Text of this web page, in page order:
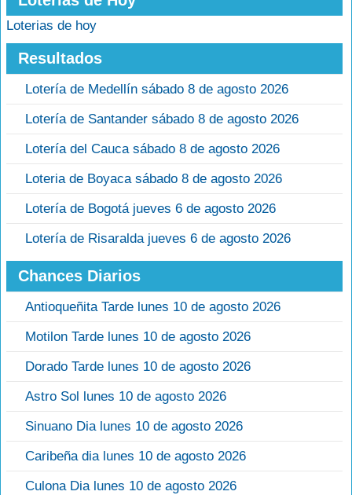
Loterias de hoy
Resultados
Lotería de Medellín sábado 8 de agosto 2026
Lotería de Santander sábado 8 de agosto 2026
Lotería del Cauca sábado 8 de agosto 2026
Loteria de Boyaca sábado 8 de agosto 2026
Lotería de Bogotá jueves 6 de agosto 2026
Lotería de Risaralda jueves 6 de agosto 2026
Chances Diarios
Antioqueñita Tarde lunes 10 de agosto 2026
Motilon Tarde lunes 10 de agosto 2026
Dorado Tarde lunes 10 de agosto 2026
Astro Sol lunes 10 de agosto 2026
Sinuano Dia lunes 10 de agosto 2026
Caribeña dia lunes 10 de agosto 2026
Culona Dia lunes 10 de agosto 2026